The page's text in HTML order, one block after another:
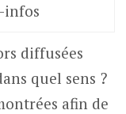
infos
diffusées
quel sens ?
afin de